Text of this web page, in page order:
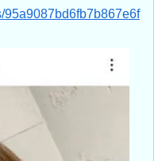
95a9087bd6fb7b867e6f